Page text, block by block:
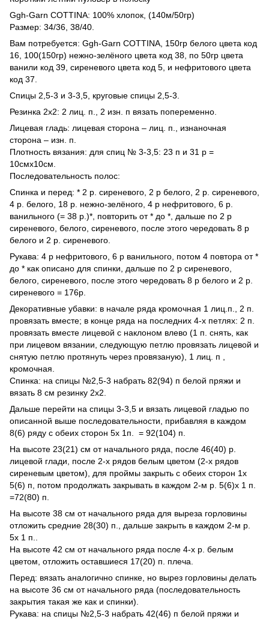
Ggh-Garn COTTINA: 100% хлопок, (140м/50гр)
Размер: 34/36, 38/40.
Вам потребуется: Ggh-Garn COTTINA, 150гр белого цвета код
16, 100(150гр) нежно-зелёного цвета код 38, по 50гр цвета
ванили код 39, сиреневого цвета код 5, и нефритового цвета
код 37.
Спицы 2,5-3 и 3-3,5, круговые спицы 2,5-3.
Резинка 2х2: 2 лиц. п., 2 изн. п вязать попеременно.
Лицевая гладь: лицевая сторона – лиц. п., изнаночная
сторона – изн. п.
Плотность вязания: для спиц № 3-3,5: 23 п и 31 р =
10смх10см.
Последовательность полос:
Спинка и перед: * 2 р. сиреневого, 2 р белого, 2 р. сиреневого,
4 р. белого, 18 р. нежно-зелёного, 4 р нефритового, 6 р.
ванильного (= 38 р.)*, повторить от * до *, дальше по 2 р
сиреневого, белого, сиреневого, после этого чередовать 8 р
белого и 2 р. сиреневого.
Рукава: 4 р нефритового, 6 р ванильного, потом 4 повтора от *
до * как описано для спинки, дальше по 2 р сиреневого,
белого, сиреневого, после этого чередовать 8 р белого и 2 р.
сиреневого = 176р.
Декоративные убавки: в начале ряда кромочная 1 лиц.п., 2 п.
провязать вместе; в конце ряда на последних 4-х петлях: 2 п.
провязать вместе лицевой с наклоном влево (1 п. снять, как
при лицевом вязании, следующую петлю провязать лицевой и
снятую петлю протянуть через провязаную), 1 лиц. п ,
кромочная.
Спинка: на спицы №2,5-3 набрать 82(94) п белой пряжи и
вязать 8 см резинку 2х2.
Дальше перейти на спицы 3-3,5 и вязать лицевой гладью по
описанной выше последовательности, прибавляя в каждом
8(6) ряду с обеих сторон 5х 1п. = 92(104) п.
На высоте 23(21) см от начального ряда, после 46(40) р.
лицевой глади, после 2-х рядов белым цветом (2-х рядов
сиреневым цветом), для проймы закрыть с обеих сторон 1х
5(6) п, потом продолжать закрывать в каждом 2-м р. 5(6)х 1 п.
=72(80) п.
На высоте 38 см от начального ряда для выреза горловины
отложить средние 28(30) п., дальше закрыть в каждом 2-м р.
5х 1 п..
На высоте 42 см от начального ряда после 4-х р. белым
цветом, отложить оставшиеся 17(20) п. плеча.
Перед: вязать аналогично спинке, но вырез горловины делать
на высоте 36 см от начального ряда (последовательность
закрытия такая же как и спинки).
Рукава: на спицы №2,5-3 набрать 42(46) п белой пряжи и